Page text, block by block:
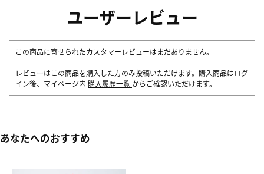
ユーザーレビュー
この商品に寄せられたカスタマーレビューはまだありません。
レビューはこの商品を購入した方のみ投稿いただけます。購入商品はログ
イン後、マイページ内 購入履歴一覧 からご確認いただけます。
あなたへのおすすめ